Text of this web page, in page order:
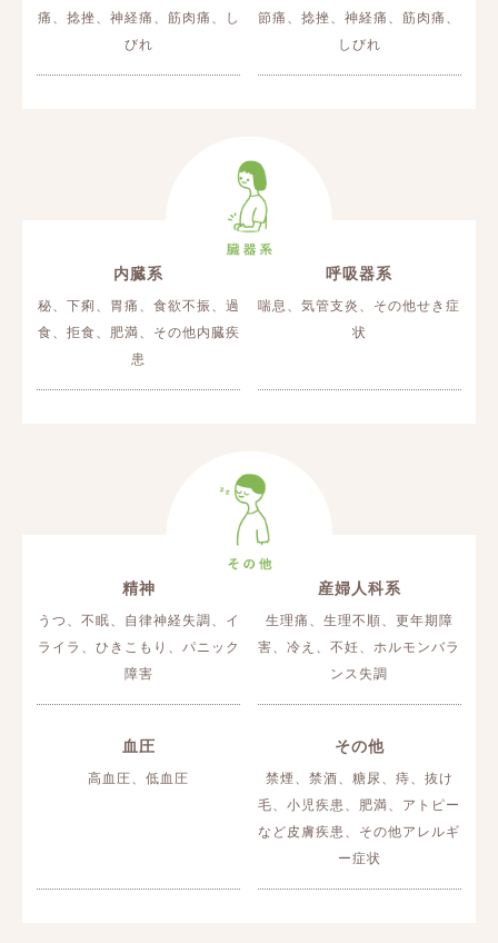
痛、捻挫、神経痛、筋肉痛、し
びれ
節痛、捻挫、神経痛、筋肉痛、
しびれ
内臓系
秘、下痢、胃痛、食欲不振、過
食、拒食、肥満、その他内臓疾
患
呼吸器系
喘息、気管支炎、その他せき症
状
精神
うつ、不眠、自律神経失調、イ
ライラ、ひきこもり、パニック
障害
産婦人科系
生理痛、生理不順、更年期障
害、冷え、不妊、ホルモンバラ
ンス失調
血圧
高血圧、低血圧
その他
禁煙、禁酒、糖尿、痔、抜け
毛、小児疾患、肥満、アトピー
など皮膚疾患、その他アレルギ
ー症状